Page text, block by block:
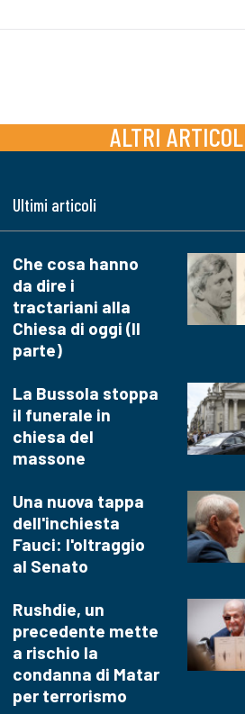
ALTRI
Ultimi articoli
Che cosa hanno
da dire i
tractariani alla
Chiesa di oggi (II
parte)
La Bussola stoppa
il funerale in
chiesa del
massone
Una nuova tappa
dell'inchiesta
Fauci: l'oltraggio
al Senato
Rushdie, un
precedente mette
a rischio la
condanna di Matar
per terrorismo